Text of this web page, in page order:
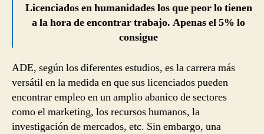
Licenciados en humanidades los que peor lo tienen
a la hora de encontrar trabajo. Apenas el 5% lo
consigue
ADE, según los diferentes estudios, es la carrera más
versátil en la medida en que sus licenciados pueden
encontrar empleo en un amplio abanico de sectores
como el marketing, los recursos humanos, la
investigación de mercados, etc. Sin embargo, una